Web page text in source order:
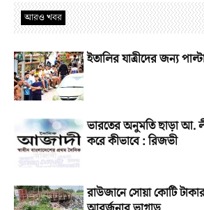
আরও খবর
ইতালির যাত্রীদের জন্য
ভারতের অনুমতি ছাড়া আ.
করে কীভাবে : রিজভী
রাউজানে সোয়া কোটি